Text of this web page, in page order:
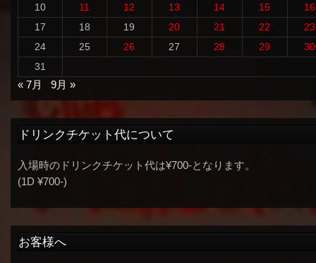
10
11 12 13 14 15
16
17
18 19 20 21 22
23
24
25 26 27 28 29
30
31
« 7月
9月 »
ドリンクチケット代について
入場時のドリンクチケット代は¥700-となります。
(1D ¥700-)
お客様へ